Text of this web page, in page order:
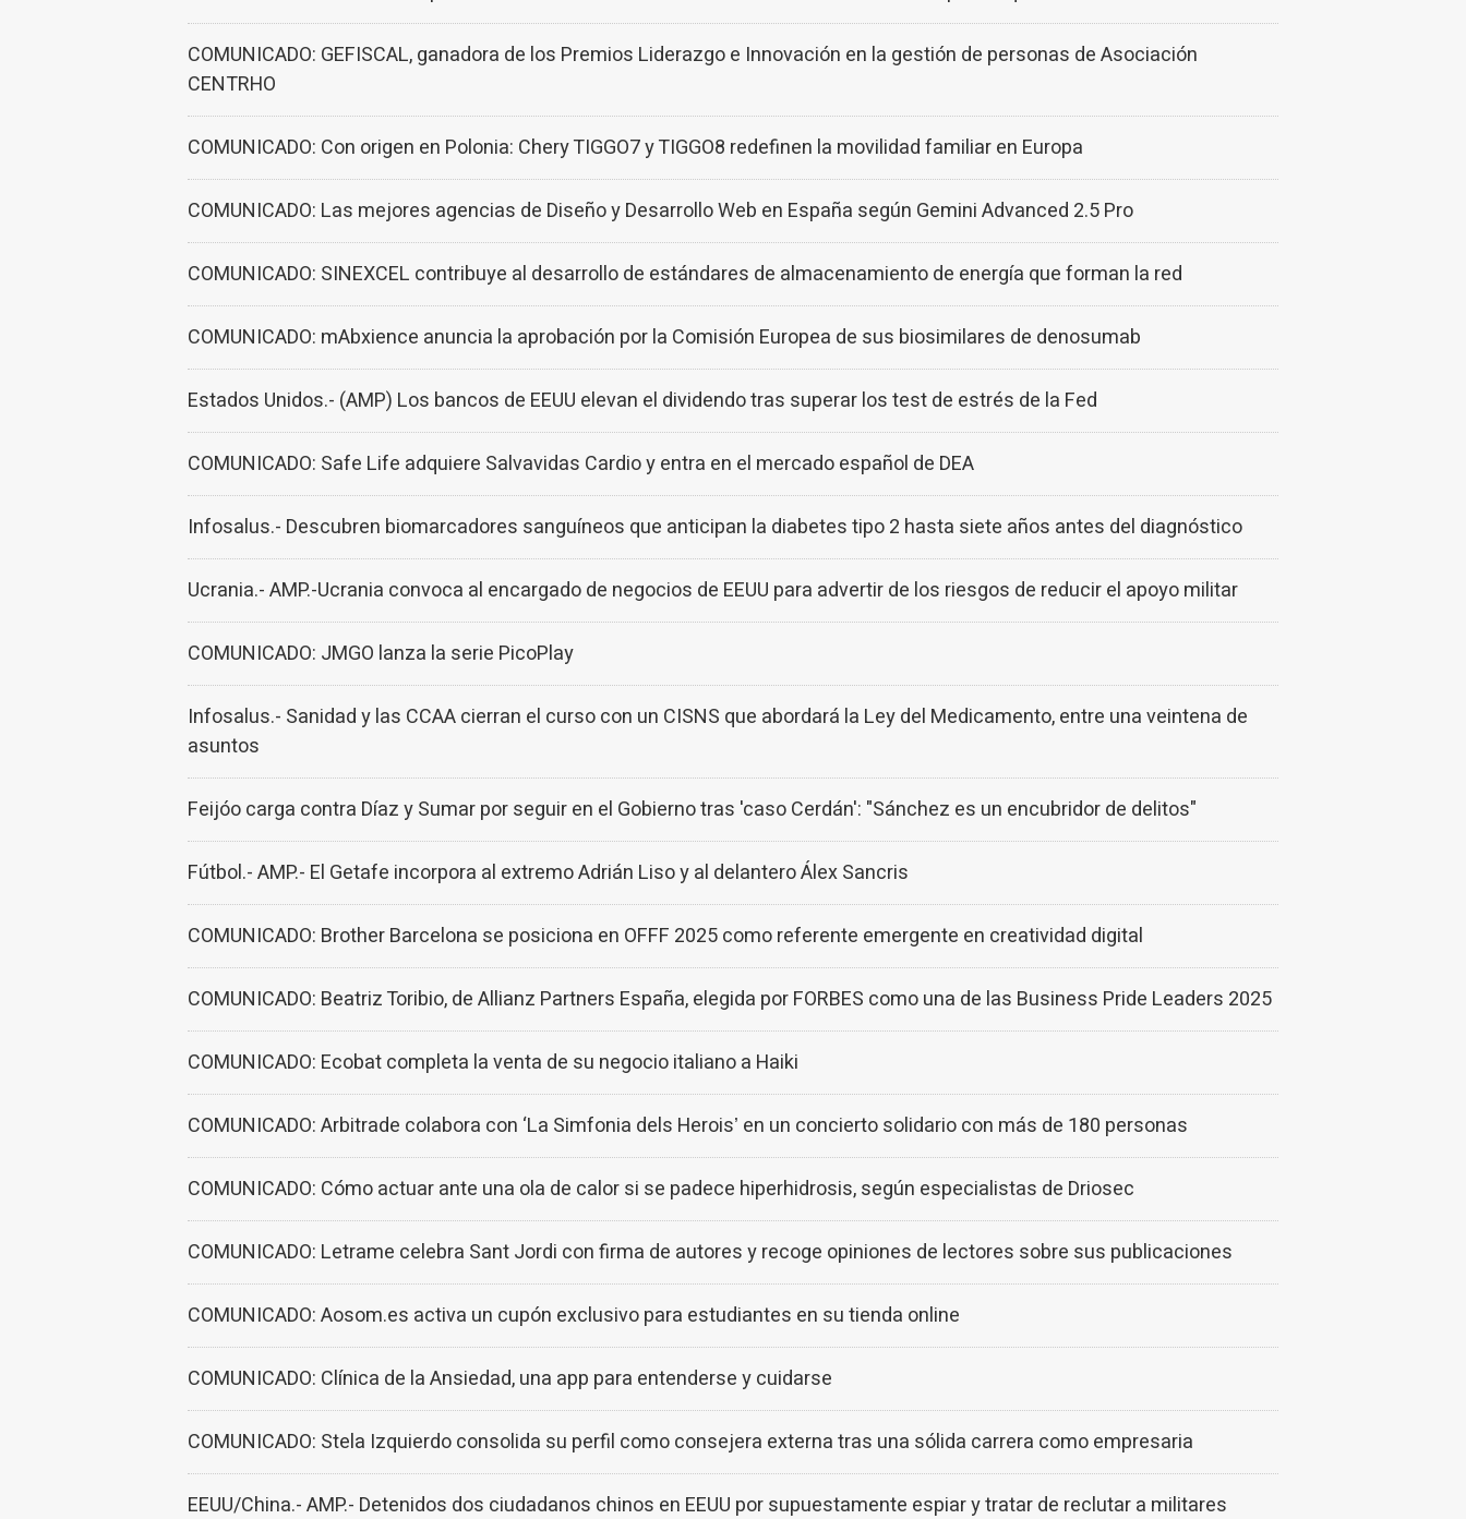
COMUNICADO: GEFISCAL, ganadora de los Premios Liderazgo e Innovación en la gestión de personas de Asociación
CENTRHO
COMUNICADO: Con origen en Polonia: Chery TIGGO7 y TIGGO8 redefinen la movilidad familiar en Europa
COMUNICADO: Las mejores agencias de Diseño y Desarrollo Web en España según Gemini Advanced 2.5 Pro
COMUNICADO: SINEXCEL contribuye al desarrollo de estándares de almacenamiento de energía que forman la red
COMUNICADO: mAbxience anuncia la aprobación por la Comisión Europea de sus biosimilares de denosumab
Estados Unidos.- (AMP) Los bancos de EEUU elevan el dividendo tras superar los test de estrés de la Fed
COMUNICADO: Safe Life adquiere Salvavidas Cardio y entra en el mercado español de DEA
Infosalus.- Descubren biomarcadores sanguíneos que anticipan la diabetes tipo 2 hasta siete años antes del diagnóstico
Ucrania.- AMP.-Ucrania convoca al encargado de negocios de EEUU para advertir de los riesgos de reducir el apoyo militar
COMUNICADO: JMGO lanza la serie PicoPlay
Infosalus.- Sanidad y las CCAA cierran el curso con un CISNS que abordará la Ley del Medicamento, entre una veintena de
asuntos
Feijóo carga contra Díaz y Sumar por seguir en el Gobierno tras 'caso Cerdán': "Sánchez es un encubridor de delitos"
Fútbol.- AMP.- El Getafe incorpora al extremo Adrián Liso y al delantero Álex Sancris
COMUNICADO: Brother Barcelona se posiciona en OFFF 2025 como referente emergente en creatividad digital
COMUNICADO: Beatriz Toribio, de Allianz Partners España, elegida por FORBES como una de las Business Pride Leaders 2025
COMUNICADO: Ecobat completa la venta de su negocio italiano a Haiki
COMUNICADO: Arbitrade colabora con ‘La Simfonia dels Heroisʼ en un concierto solidario con más de 180 personas
COMUNICADO: Cómo actuar ante una ola de calor si se padece hiperhidrosis, según especialistas de Driosec
COMUNICADO: Letrame celebra Sant Jordi con firma de autores y recoge opiniones de lectores sobre sus publicaciones
COMUNICADO: Aosom.es activa un cupón exclusivo para estudiantes en su tienda online
COMUNICADO: Clínica de la Ansiedad, una app para entenderse y cuidarse
COMUNICADO: Stela Izquierdo consolida su perfil como consejera externa tras una sólida carrera como empresaria
EEUU/China.- AMP.- Detenidos dos ciudadanos chinos en EEUU por supuestamente espiar y tratar de reclutar a militares